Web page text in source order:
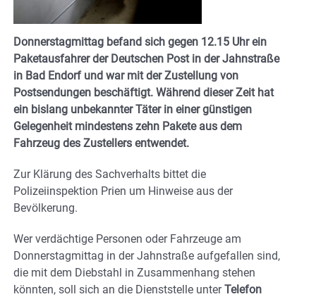
Donnerstagmittag befand sich gegen 12.15 Uhr ein
Paketausfahrer der Deutschen Post in der Jahnstraße
in Bad Endorf und war mit der Zustellung von
Postsendungen beschäftigt. Während dieser Zeit hat
ein bislang unbekannter Täter in einer günstigen
Gelegenheit mindestens zehn Pakete aus dem
Fahrzeug des Zustellers entwendet.
Zur Klärung des Sachverhalts bittet die
Polizeiinspektion Prien um Hinweise aus der
Bevölkerung.
Wer verdächtige Personen oder Fahrzeuge am
Donnerstagmittag in der Jahnstraße aufgefallen sind,
die mit dem Diebstahl in Zusammenhang stehen
könnten, soll sich an die Dienststelle unterTelefon